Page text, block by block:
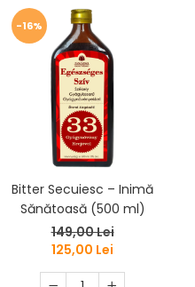
-16%
Bitter Secuiesc – Inimă
Sănătoasă (500 ml)
149,00 Lei
125,00 Lei